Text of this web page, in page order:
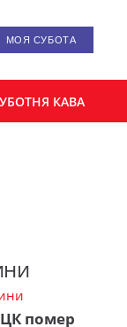
МОЯ СУБОТА
КАВА
помер